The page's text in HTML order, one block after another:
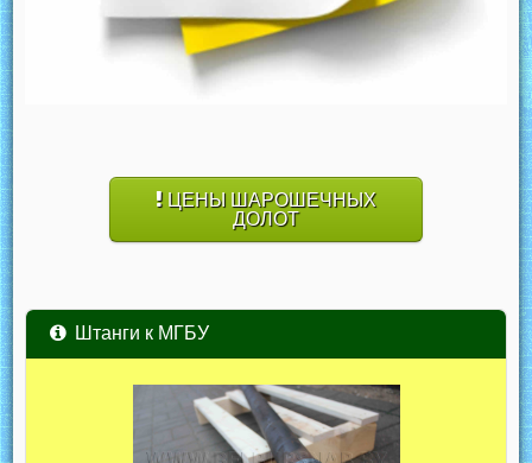
ЦЕНЫ ШАРОШЕЧНЫХ
ДОЛОТ
Штанги к МГБУ